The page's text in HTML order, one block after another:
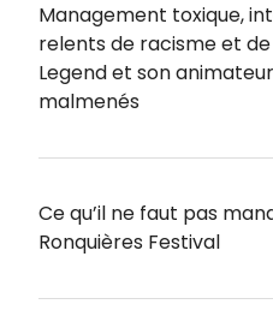
Management toxique,
relents de racisme et
Legend et son
malmenés
Ce qu’il ne faut pas
Ronquières Festival